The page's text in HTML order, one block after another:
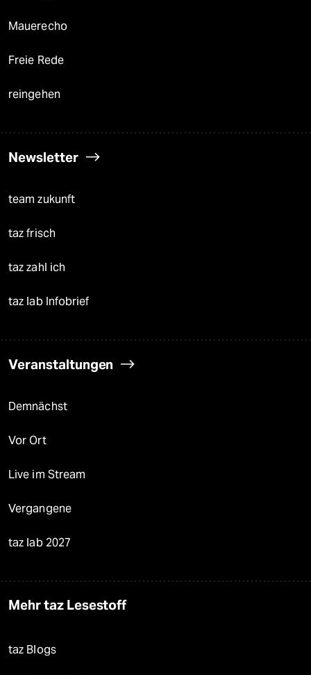
Mauerecho
Freie Rede
reingehen
Newsletter
team zukunft
taz frisch
taz zahl ich
taz lab Infobrief
Veranstaltungen
Demnächst
Vor Ort
Live im Stream
Vergangene
taz lab 2027
Mehr taz Lesestoff
taz Blogs